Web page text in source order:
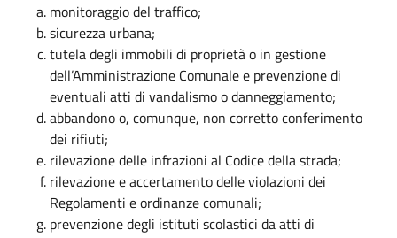
monitoraggio del traffico;
sicurezza urbana;
tutela degli immobili di proprietà o in gestione
dell’Amministrazione Comunale e prevenzione di
eventuali atti di vandalismo o danneggiamento;
abbandono o, comunque, non corretto conferimento
dei rifiuti;
rilevazione delle infrazioni al Codice della strada;
rilevazione e accertamento delle violazioni dei
Regolamenti e ordinanze comunali;
prevenzione degli istituti scolastici da atti di